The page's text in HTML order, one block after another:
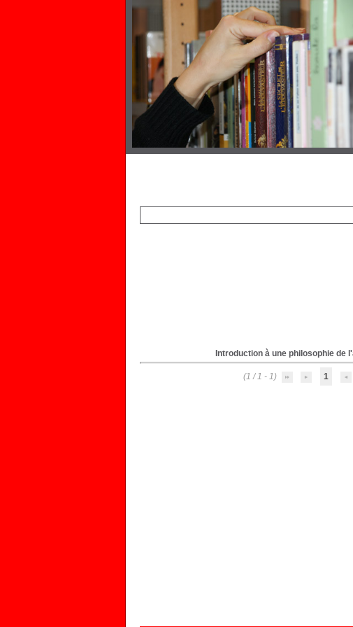
Introduction à une philosophie de
1
(1 - 1 / 1)